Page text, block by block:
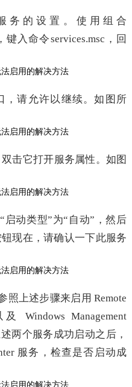
务的设置。使用组合
入命令services.msc，回
，请允许以继续。如图所
击它打开服务属性。如图
启动类型”为“自动”，然后
现在，请确认一下此服务
照上述步骤来启用 Remote
Windows Management
两个服务成功启动之后，
服务，检查是否启动成